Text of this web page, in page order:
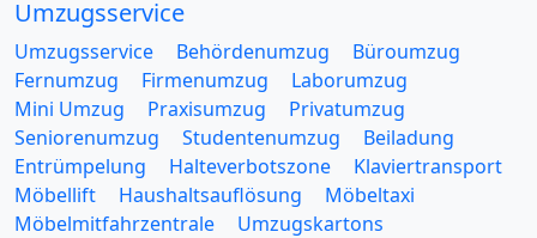
Umzugsservice
Umzugsservice Behördenumzug
Büroumzug
Fernumzug
Firmenumzug
Laborumzug
Mini Umzug
Praxisumzug
Privatumzug
Seniorenumzug
Studentenumzug
Beiladung
Entrümpelung
Halteverbotszone
Klaviertransport
Möbellift
Haushaltsauflösung
Möbeltaxi
Möbelmitfahrzentrale
Umzugskartons